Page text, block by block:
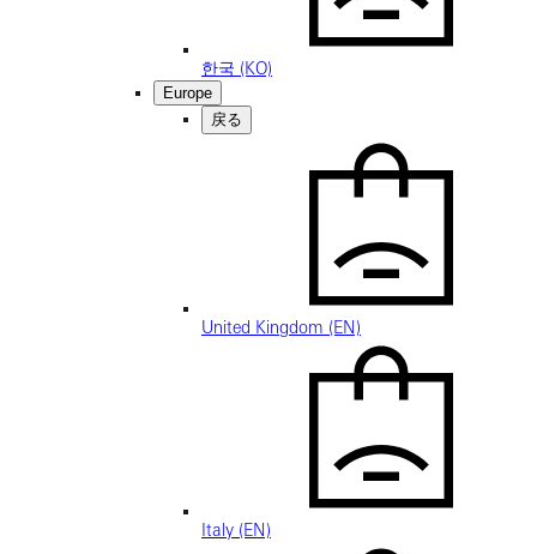
한국 (KO)
Europe
戻る
United Kingdom (EN)
Italy (EN)